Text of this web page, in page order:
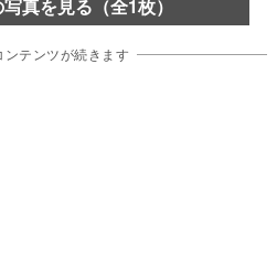
真を見る（全1枚）
テンツが続きます